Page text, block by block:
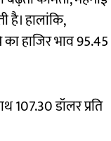
हालांकि,
हाजिर भाव 95.45
107.30 डॉलर प्रति